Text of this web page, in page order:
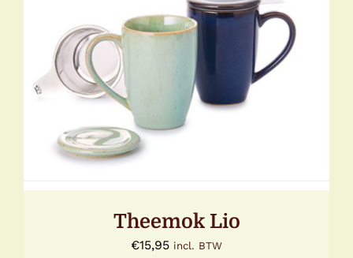
OPTIES SELECTEREN
PRODUCT
HEEFT
MEERDERE
GEKOZEN
OP
PRODUCTPAGINA
DETAILS
Theemok Lio
€15,95 incl. BTW